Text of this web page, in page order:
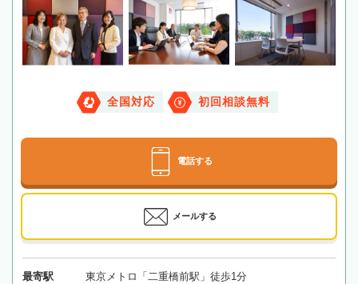
全国対応 初回相談無料
電話する
メールする
最寄駅 東京メトロ「二重橋前駅」徒歩1分